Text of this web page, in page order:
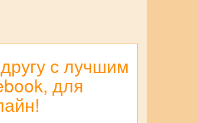
с лучшим
для